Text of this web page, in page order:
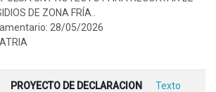
DE ZONA FRÍA..
28/05/2026
PROYECTO DE DECLARACION
Texto